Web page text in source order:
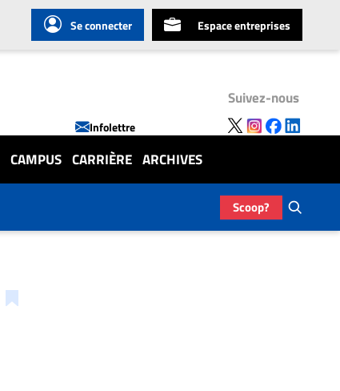
Se connecter Espace entreprises
Infolettre
Suivez-nous
CAMPUS CARRIÈRE ARCHIVES
Scoop?